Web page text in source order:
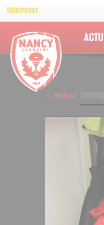
ENTREPRISES
ACTU
Retour